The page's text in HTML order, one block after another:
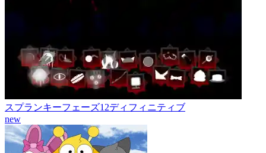
スプランキーフェーズ12ディフィニティブ
new